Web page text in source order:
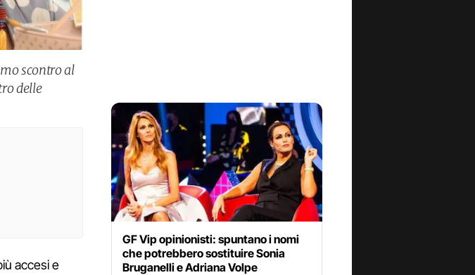
scontro al
delle
accesi e
GF Vip opinionisti: spuntano i nomi
che potrebbero sostituire Sonia
Bruganelli e Adriana Volpe